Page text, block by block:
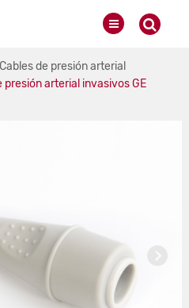
Cables de presión arterial
arterial invasivos GE